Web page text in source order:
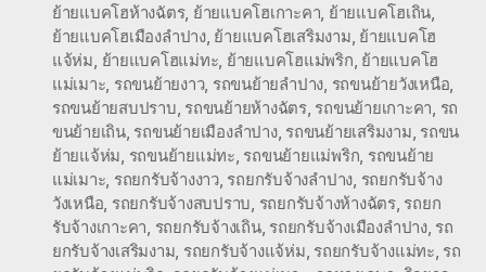
ย้ายแบคโฮห้างฉัตร, ย้ายแบคโฮเกาะคา, ย้ายแบคโฮเถิน,
ย้ายแบคโฮเมืองลำปาง, ย้ายแบคโฮเสริมงาม, ย้ายแบคโฮ
แจ้ห่ม, ย้ายแบคโฮแม่ทะ, ย้ายแบคโฮแม่พริก, ย้ายแบคโฮ
แม่เมาะ, รถขนย้ายงาว, รถขนย้ายลำปาง, รถขนย้ายวังเหนือ,
รถขนย้ายสบปราบ, รถขนย้ายห้างฉัตร, รถขนย้ายเกาะคา, รถ
ขนย้ายเถิน, รถขนย้ายเมืองลำปาง, รถขนย้ายเสริมงาม, รถขน
ย้ายแจ้ห่ม, รถขนย้ายแม่ทะ, รถขนย้ายแม่พริก, รถขนย้าย
แม่เมาะ, รถยกรับจ้างงาว, รถยกรับจ้างลำปาง, รถยกรับจ้าง
วังเหนือ, รถยกรับจ้างสบปราบ, รถยกรับจ้างห้างฉัตร, รถยก
รับจ้างเกาะคา, รถยกรับจ้างเถิน, รถยกรับจ้างเมืองลำปาง, รถ
ยกรับจ้างเสริมงาม, รถยกรับจ้างแจ้ห่ม, รถยกรับจ้างแม่ทะ, รถ